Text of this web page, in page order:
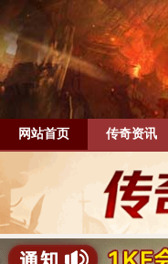
网站首页 传奇资讯